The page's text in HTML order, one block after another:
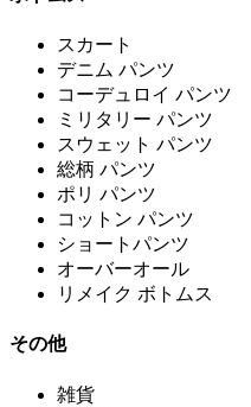
スカート
デニム パンツ
コーデュロイ パンツ
ミリタリー パンツ
スウェット パンツ
総柄 パンツ
ポリ パンツ
コットン パンツ
ショートパンツ
オーバーオール
リメイク ボトムス
その他
雑貨